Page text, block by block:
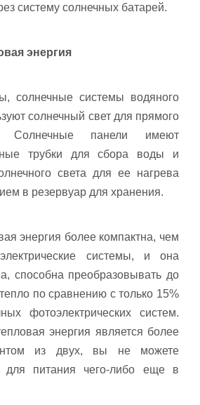
систему солнечных батарей.
энергия
солнечные системы водяного
солнечный свет для прямого
Солнечные панели имеют
трубки для сбора воды и
света для ее нагрева
в резервуар для хранения.
энергия более компактна, чем
системы, и она
способна преобразовывать до
по сравнению с только 15%
фотоэлектрических систем.
энергия является более
из двух, вы не можете
для питания чего-либо еще в